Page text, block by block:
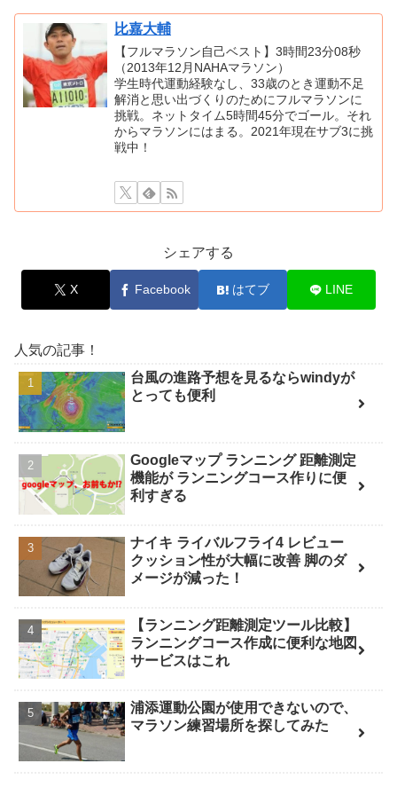
比嘉大輔
【フルマラソン自己ベスト】3時間23分08秒
（2013年12月NAHAマラソン）
学生時代運動経験なし、33歳のとき運動不足
解消と思い出づくりのためにフルマラソンに
挑戦。ネットタイム5時間45分でゴール。それ
からマラソンにはまる。2021年現在サブ3に挑
戦中！
シェアする
X Facebook はてブ LINE
人気の記事！
台風の進路予想を見るならwindyが
とっても便利
Googleマップ ランニング 距離測定
機能が ランニングコース作りに便
利すぎる
ナイキ ライバルフライ4 レビュー
クッション性が大幅に改善 脚のダ
メージが減った！
【ランニング距離測定ツール比較】
ランニングコース作成に便利な地図
サービスはこれ
浦添運動公園が使用できないので、
マラソン練習場所を探してみた